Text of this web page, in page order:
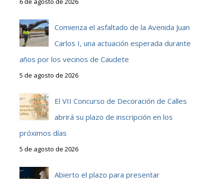
Comienza el asfaltado de la Avenida Juan
Carlos I, una actuación esperada durante
años por los vecinos de Caudete
5 de agosto de 2026
El VII Concurso de Decoración de Calles
abrirá su plazo de inscripción en los
próximos días
5 de agosto de 2026
Abierto el plazo para presentar